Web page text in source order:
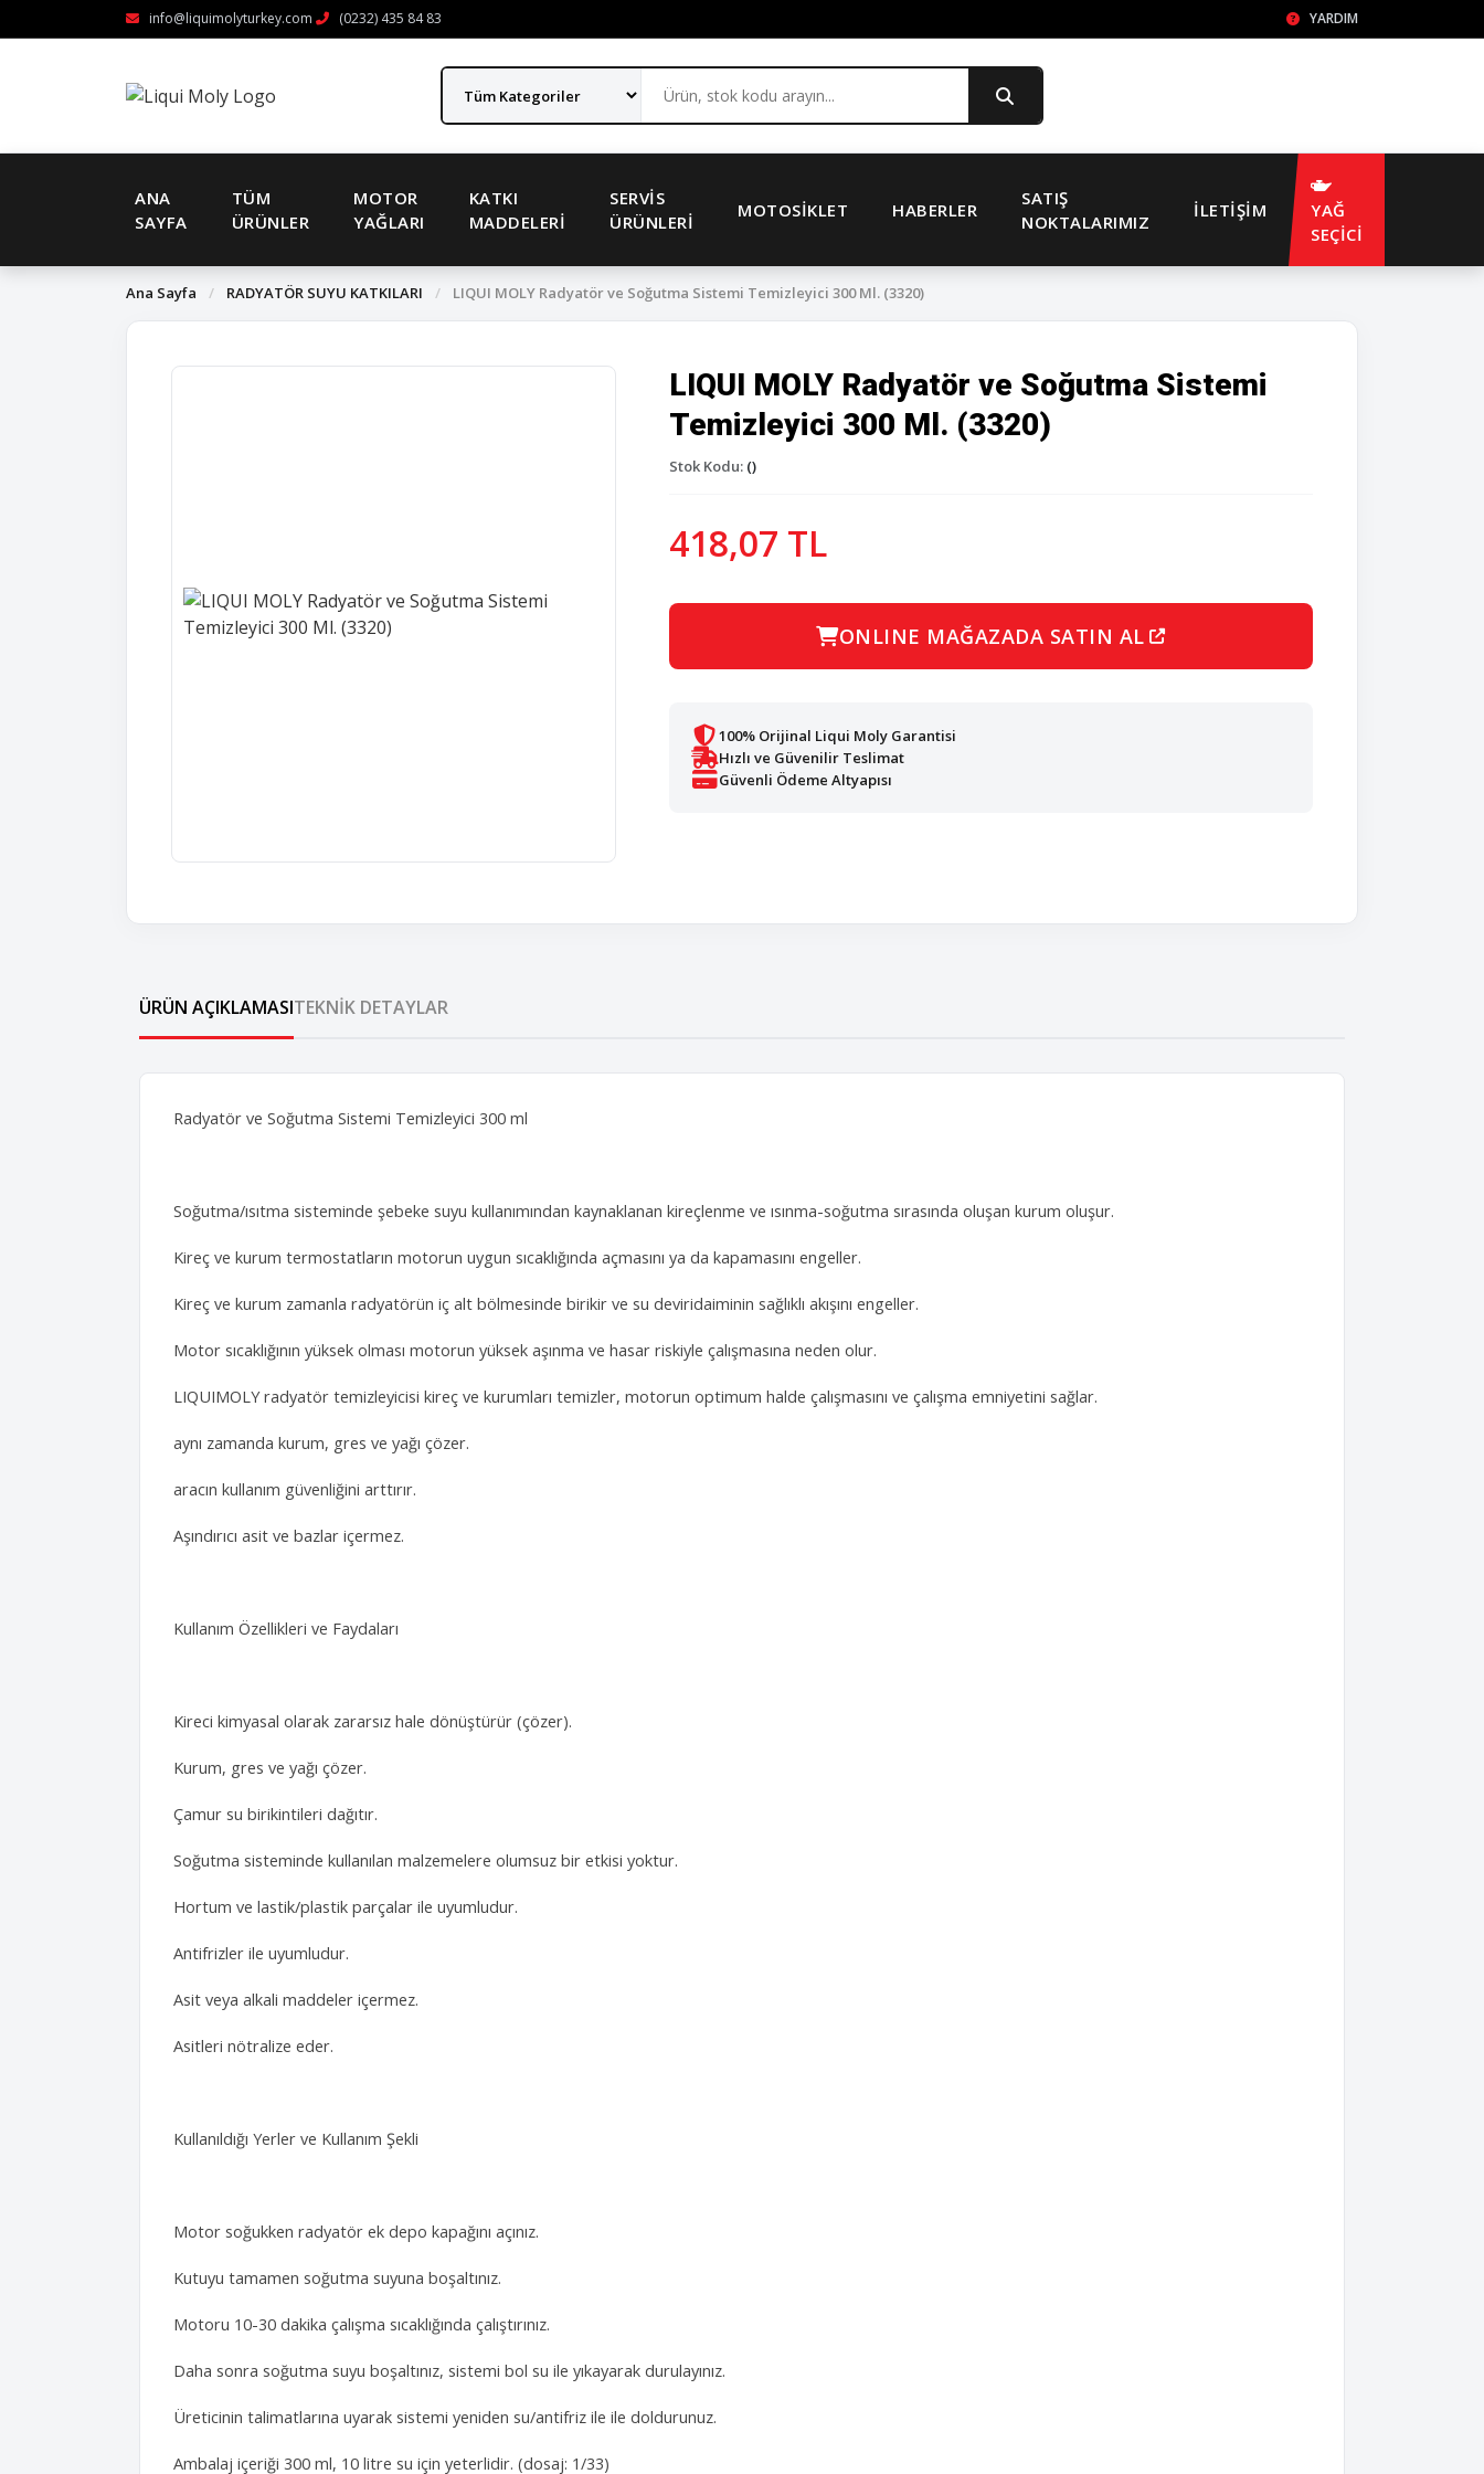
info@liquimolyturkey.com (0232) 435 84 83 YARDIM
ANA
SAYFA
TÜM
ÜRÜNLER
MOTOR
YAĞLARI
KATKI
MADDELERI
SERVIS
ÜRÜNLERI
MOTOSIKLET HABERLER
SATIŞ
NOKTALARIMIZ
İLETIŞIM
YAĞ
SEÇİCİ
Ana Sayfa / RADYATÖR SUYU KATKILARI / LIQUI MOLY Radyatör ve Soğutma Sistemi Temizleyici 300 Ml. (3320)
LIQUI MOLY Radyatör ve Soğutma Sistemi
Temizleyici 300 Ml. (3320)
Stok Kodu: ()
418,07 TL
ONLINE MAĞAZADA SATIN AL
100% Orijinal Liqui Moly Garantisi
Hızlı ve Güvenilir Teslimat
Güvenli Ödeme Altyapısı
ÜRÜN AÇIKLAMASITEKNIK DETAYLAR
Radyatör ve Soğutma Sistemi Temizleyici 300 ml
Soğutma/ısıtma sisteminde şebeke suyu kullanımından kaynaklanan kireçlenme ve ısınma-soğutma sırasında oluşan kurum oluşur.
Kireç ve kurum termostatların motorun uygun sıcaklığında açmasını ya da kapamasını engeller.
Kireç ve kurum zamanla radyatörün iç alt bölmesinde birikir ve su deviridaiminin sağlıklı akışını engeller.
Motor sıcaklığının yüksek olması motorun yüksek aşınma ve hasar riskiyle çalışmasına neden olur.
LIQUIMOLY radyatör temizleyicisi kireç ve kurumları temizler, motorun optimum halde çalışmasını ve çalışma emniyetini sağlar.
aynı zamanda kurum, gres ve yağı çözer.
aracın kullanım güvenliğini arttırır.
Aşındırıcı asit ve bazlar içermez.
Kullanım Özellikleri ve Faydaları
Kireci kimyasal olarak zararsız hale dönüştürür (çözer).
Kurum, gres ve yağı çözer.
Çamur su birikintileri dağıtır.
Soğutma sisteminde kullanılan malzemelere olumsuz bir etkisi yoktur.
Hortum ve lastik/plastik parçalar ile uyumludur.
Antifrizler ile uyumludur.
Asit veya alkali maddeler içermez.
Asitleri nötralize eder.
Kullanıldığı Yerler ve Kullanım Şekli
Motor soğukken radyatör ek depo kapağını açınız.
Kutuyu tamamen soğutma suyuna boşaltınız.
Motoru 10-30 dakika çalışma sıcaklığında çalıştırınız.
Daha sonra soğutma suyu boşaltınız, sistemi bol su ile yıkayarak durulayınız.
Üreticinin talimatlarına uyarak sistemi yeniden su/antifriz ile ile doldurunuz.
Ambalaj içeriği 300 ml, 10 litre su için yeterlidir. (dosaj: 1/33)